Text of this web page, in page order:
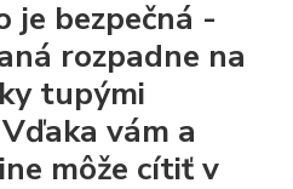
je bezpečná -
rozpadne na
tupými
vám a
môže cítiť v